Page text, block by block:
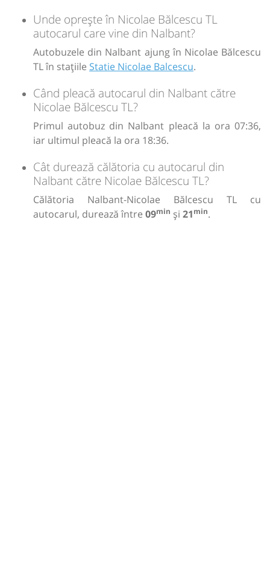
Unde oprește în Nicolae Bălcescu TL
autocarul care vine din Nalbant?
Autobuzele din Nalbant ajung în Nicolae Bălcescu
TL în stațiile Statie Nicolae Balcescu.
Când pleacă autocarul din Nalbant către
Nicolae Bălcescu TL?
Primul autobuz din Nalbant pleacă la ora 07:36,
iar ultimul pleacă la ora 18:36.
Cât durează călătoria cu autocarul din
Nalbant către Nicolae Bălcescu TL?
Călătoria Nalbant-Nicolae Bălcescu TL cu
autocarul, durează între 09min și 21min.